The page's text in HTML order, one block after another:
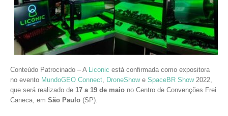
Conteúdo Patrocinado – A Liconic está confirmada como expositora
no evento MundoGEO Connect, DroneShowe SpaceBR Show2022,
que será realizado de 17 a 19 de maio no Centro de Convenções Frei
Caneca, em São Paulo (SP).